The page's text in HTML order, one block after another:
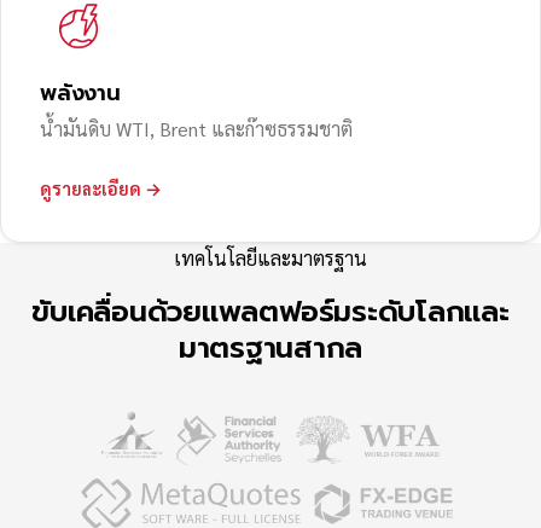
พลังงาน
น้ำมันดิบ WTI, Brent และก๊าซธรรมชาติ
ดูรายละเอียด →
เทคโนโลยีและมาตรฐาน
ขับเคลื่อนด้วยแพลตฟอร์มระดับโลกและ
มาตรฐานสากล